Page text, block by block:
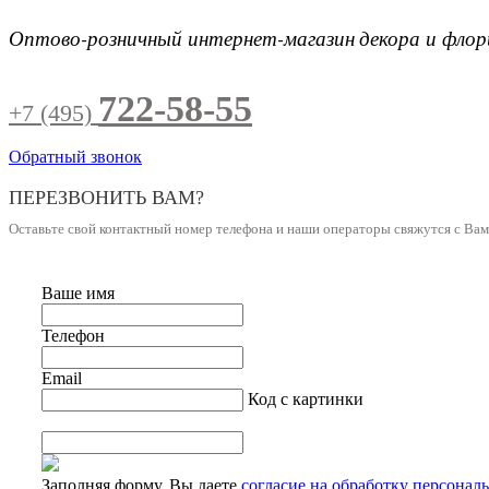
Оптово-розничный интернет-магазиндекора и
+7 (495) 722-58-55
Обратный звонок
ПЕРЕЗВОНИТЬ ВАМ?
Оставьте свой контактный номер телефона и наши операторы свяжутся с
Ваше имя
Телефон
Email
Код с картинки
Заполняя форму, Вы даете согласие на обработку